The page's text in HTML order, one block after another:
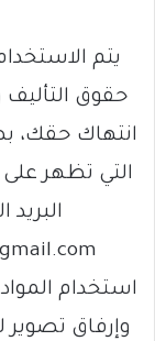
انتهاك حقك،
التي تظهر
البريد
استخدام
وإرفاق